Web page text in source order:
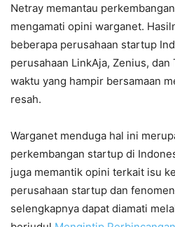
Netray memantau
mengamati opini warganet.
beberapa perusahaan startup
perusahaan LinkAja, Zenius,
waktu yang hampir bersamaan
resah.
Warganet menduga hal ini
perkembangan startup di
juga memantik opini terkait isu
perusahaan startup dan
selengkapnya dapat diamati